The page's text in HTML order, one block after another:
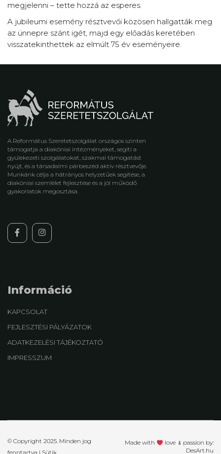
megjelenni – tette hozzá az esperes.
A jubileumi esemény résztvevői közösen hallgatták meg
az ünnepre szánt igét, majd egy előadás keretében
visszatekinthettek az elmúlt 75 év eseményeire.
A Református Szeretetszolgálat országos szinten
támogatja a diakóniai intézményeket, segíti a
gyülekezeti szolgálatokat, szakmai támogatást
nyújt, és a társadalmi párbeszéd aktív résztvevője.
Munkánk célja a hátrányos helyzetűek segítése, a
diakóniai szemlélet fejlesztése és a jól működő
gyakorlatok megosztása.
Információ
KAPCSOLAT
FEJLESZTÉSI PÁLYÁZATOK
ADATKEZELÉSI TÁJÉKOZTATÓ
IMPRESSZUM
Made with
love ﹠passion by:
DesArt.hu
© Copyright 2025. Minden jog
fenntartva | Sütik